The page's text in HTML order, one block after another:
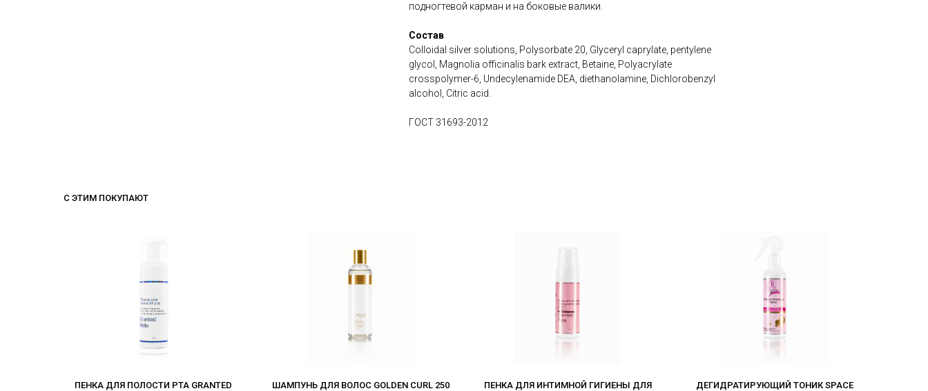
подногтевой карман и на боковые валики.
Состав
Colloidal silver solutions, Polysorbate 20, Glyceryl caprylate, pentylene
glycol, Magnolia officinalis bark extract, Betaine, Polyacrylate
crosspolymer-6, Undecylenamide DEA, diethanolamine, Dichlorobenzyl
alcohol, Citric acid.
ГОСТ 31693-2012
С ЭТИМ ПОКУПАЮТ
ПЕНКА ДЛЯ ПОЛОСТИ РТА GRANTED ШАМПУНЬ ДЛЯ ВОЛОС GOLDEN CURL 250 ПЕНКА ДЛЯ ИНТИМНОЙ ГИГИЕНЫ ДЛЯ ДЕГИДРАТИРУЮЩИЙ ТОНИК SPACE